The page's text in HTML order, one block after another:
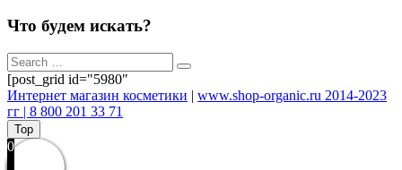
Что будем искать?
[post_grid id="5980"
Интернет магазин косметики | www.shop-organic.ru 2014-2023
гг | 8 800 201 33 71
Top
0